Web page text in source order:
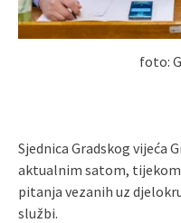
foto:
Sjednica Gradskog vijeća
aktualnim satom,
pitanja vezanih uz
službi.